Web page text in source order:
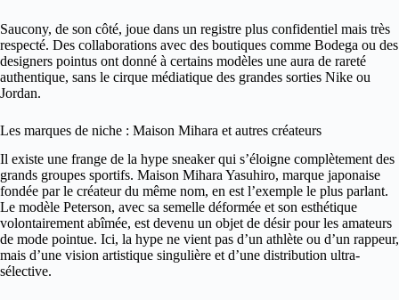
Saucony, de son côté, joue dans un registre plus confidentiel mais très
respecté. Des collaborations avec des boutiques comme Bodega ou des
designers pointus ont donné à certains modèles une aura de rareté
authentique, sans le cirque médiatique des grandes sorties Nike ou
Jordan.
Les marques de niche : Maison Mihara et autres créateurs
Il existe une frange de la hype sneaker qui s’éloigne complètement des
grands groupes sportifs. Maison Mihara Yasuhiro, marque japonaise
fondée par le créateur du même nom, en est l’exemple le plus parlant.
Le modèle Peterson, avec sa semelle déformée et son esthétique
volontairement abîmée, est devenu un objet de désir pour les amateurs
de mode pointue. Ici, la hype ne vient pas d’un athlète ou d’un rappeur,
mais d’une vision artistique singulière et d’une distribution ultra-
sélective.